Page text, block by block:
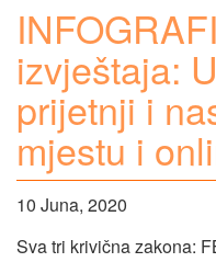
izvještaja:
prijetnji i
mjestu i
10 Juna, 2020
Sva tri krivična zakona: